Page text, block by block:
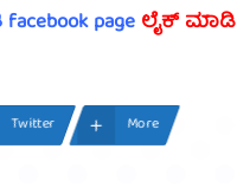
page ಲೈಕ್ ಮಾಡಿ
Twitter More